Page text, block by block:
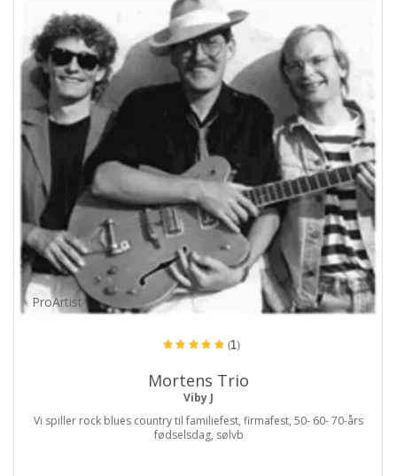
ProArtist
(1)
Mortens Trio
Viby J
Vi spiller rock blues country til familiefest, firmafest, 50- 60- 70-års
fødselsdag, sølvb